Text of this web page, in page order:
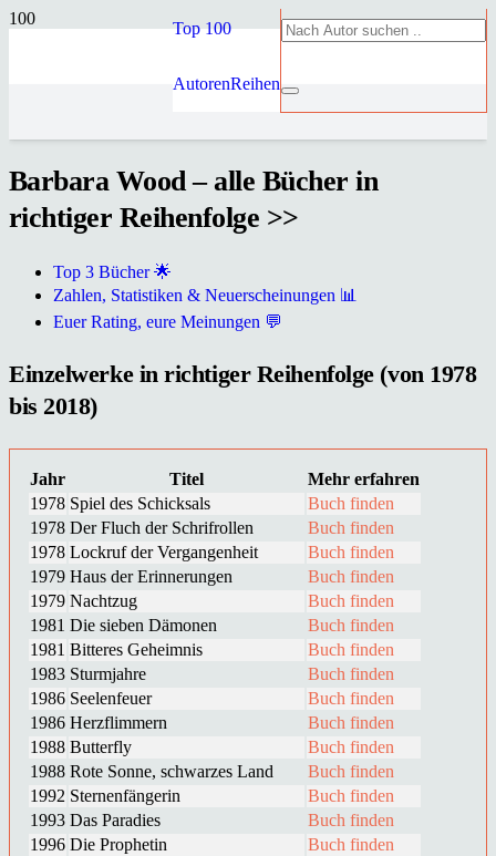
Top 100
AutorenReihen
Barbara Wood – alle Bücher in
richtiger Reihenfolge >>
Top 3 Bücher 🌟
Zahlen, Statistiken & Neuerscheinungen 📊
Euer Rating, eure Meinungen 💬
Einzelwerke in richtiger Reihenfolge (von 1978
bis 2018)
Jahr Titel
Mehr erfahren
1978 Spiel des Schicksals
Buch finden
1978 Der Fluch der Schrifrollen
Buch finden
1978 Lockruf der Vergangenheit
Buch finden
1979 Haus der Erinnerungen
Buch finden
1979 Nachtzug
Buch finden
1981 Die sieben Dämonen
Buch finden
1981 Bitteres Geheimnis
Buch finden
1983 Sturmjahre
Buch finden
1986 Seelenfeuer
Buch finden
1986 Herzflimmern
Buch finden
1988 Butterfly
Buch finden
1988 Rote Sonne, schwarzes Land
Buch finden
1992 Sternenfängerin
Buch finden
1993 Das Paradies
Buch finden
1996 Die Prophetin
Buch finden